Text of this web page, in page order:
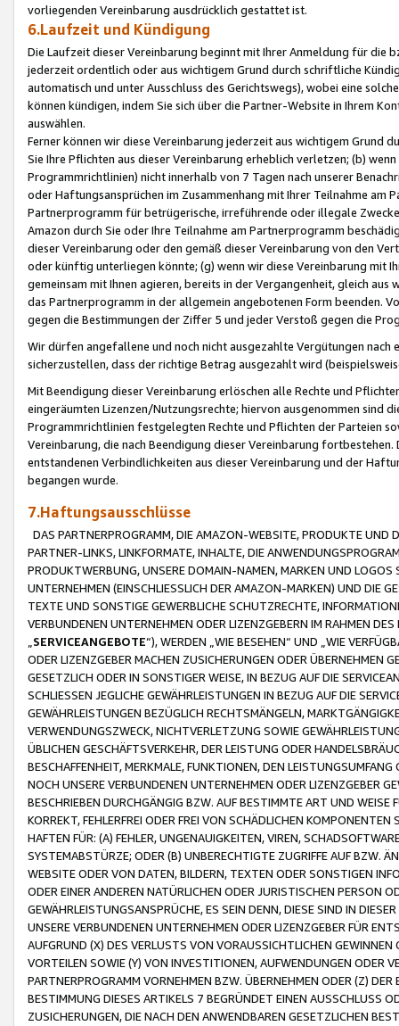
vorliegenden Vereinbarung ausdrücklich gestattet ist.
6.Laufzeit und Kündigung
Die Laufzeit dieser Vereinbarung beginnt mit Ihrer Anmeldung für die
jederzeit ordentlich oder aus wichtigem Grund durch schriftliche
automatisch und unter Ausschluss des Gerichtswegs), wobei eine
können kündigen, indem Sie sich über die Partner-Website in Ihrem
auswählen.
Ferner können wir diese Vereinbarung jederzeit aus wichtigem Grund
Sie Ihre Pflichten aus dieser Vereinbarung erheblich verletzen; (b)
Programmrichtlinien) nicht innerhalb von 7 Tagen nach unserer
oder Haftungsansprüchen im Zusammenhang mit Ihrer Teilnahme am
Partnerprogramm für betrügerische, irreführende oder illegale
Amazon durch Sie oder Ihre Teilnahme am Partnerprogramm
dieser Vereinbarung oder den gemäß dieser Vereinbarung von den
oder künftig unterliegen könnte; (g) wenn wir diese Vereinbarung mit
gemeinsam mit Ihnen agieren, bereits in der Vergangenheit, gleich
das Partnerprogramm in der allgemein angebotenen Form beenden.
gegen die Bestimmungen der Ziffer 5 und jeder Verstoß gegen die
Wir dürfen angefallene und noch nicht ausgezahlte Vergütungen
sicherzustellen, dass der richtige Betrag ausgezahlt wird
Mit Beendigung dieser Vereinbarung erlöschen alle Rechte und
eingeräumten Lizenzen/Nutzungsrechte; hiervon ausgenommen sind
Programmrichtlinien festgelegten Rechte und Pflichten der Parteien
Vereinbarung, die nach Beendigung dieser Vereinbarung
entstandenen Verbindlichkeiten aus dieser Vereinbarung und der
begangen wurde.
7.Haftungsausschlüsse
DAS PARTNERPROGRAMM, DIE AMAZON-WEBSITE, PRODUKTE UND
PARTNER-LINKS, LINKFORMATE, INHALTE, DIE
PRODUKTWERBUNG, UNSERE DOMAIN-NAMEN, MARKEN UND
UNTERNEHMEN (EINSCHLIESSLICH DER AMAZON-MARKEN) UND DIE
TEXTE UND SONSTIGE GEWERBLICHE SCHUTZRECHTE,
VERBUNDENEN UNTERNEHMEN ODER LIZENZGEBERN IM RAHMEN
SERVICEANGEBOTE“), WERDEN „WIE BESEHEN“ UND „WIE
ODER LIZENZGEBER MACHEN ZUSICHERUNGEN ODER ÜBERNEHMEN
GESETZLICH ODER IN SONSTIGER WEISE, IN BEZUG AUF DIE
SCHLIESSEN JEGLICHE GEWÄHRLEISTUNGEN IN BEZUG AUF DIE
GEWÄHRLEISTUNGEN BEZÜGLICH RECHTSMÄNGELN,
VERWENDUNGSZWECK, NICHTVERLETZUNG SOWIE
ÜBLICHEN GESCHÄFTSVERKEHR, DER LEISTUNG ODER
BESCHAFFENHEIT, MERKMALE, FUNKTIONEN, DEN
NOCH UNSERE VERBUNDENEN UNTERNEHMEN ODER LIZENZGEBER
BESCHRIEBEN DURCHGÄNGIG BZW. AUF BESTIMMTE ART UND
KORREKT, FEHLERFREI ODER FREI VON SCHÄDLICHEN
HAFTEN FÜR: (A) FEHLER, UNGENAUIGKEITEN, VIREN,
SYSTEMABSTÜRZE; ODER (B) UNBERECHTIGTE ZUGRIFFE AUF BZW.
WEBSITE ODER VON DATEN, BILDERN, TEXTEN ODER SONSTIGEN
ODER EINER ANDEREN NATÜRLICHEN ODER JURISTISCHEN PERSON
GEWÄHRLEISTUNGSANSPRÜCHE, ES SEIN DENN, DIESE SIND IN
UNSERE VERBUNDENEN UNTERNEHMEN ODER LIZENZGEBER FÜR
AUFGRUND (X) DES VERLUSTS VON VORAUSSICHTLICHEN
VORTEILEN SOWIE (Y) VON INVESTITIONEN, AUFWENDUNGEN ODER
PARTNERPROGRAMM VORNEHMEN BZW. ÜBERNEHMEN ODER (Z)
BESTIMMUNG DIESES ARTIKELS 7 BEGRÜNDET EINEN AUSSCHLUSS
ZUSICHERUNGEN, DIE NACH DEN ANWENDBAREN GESETZLICHEN